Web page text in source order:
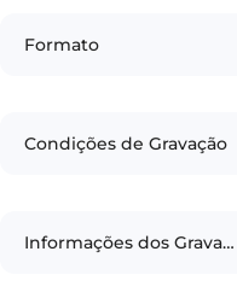
Formato
Condições de Gravação
Informações dos Gravadores